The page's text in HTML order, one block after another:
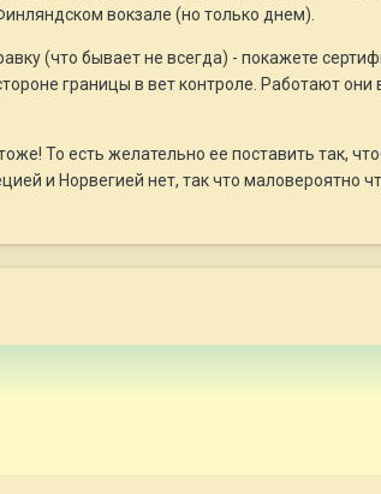
вокзале (но только днем).
(что бывает не всегда) - покажете
границы в вет контроле. Работают они
То есть желательно ее поставить так,
и Норвегией нет, так что маловероятно